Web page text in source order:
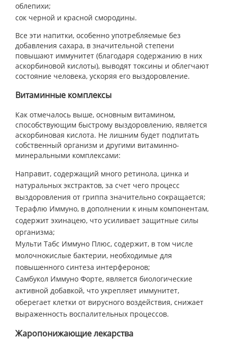
облепихи;
сок черной и красной смородины.
Все эти напитки, особенно употребляемые без
добавления сахара, в значительной степени
повышают иммунитет (благодаря содержанию в них
аскорбиновой кислоты), выводят токсины и облегчают
состояние человека, ускоряя его выздоровление.
Витаминные комплексы
Как отмечалось выше, основным витамином,
способствующим быстрому выздоровлению, является
аскорбиновая кислота. Не лишним будет подпитать
собственный организм и другими витаминно-
минеральными комплексами:
Направит, содержащий много ретинола, цинка и
натуральных экстрактов, за счет чего процесс
выздоровления от гриппа значительно сокращается;
Терафлю Иммуно, в дополнении к иным компонентам,
содержит эхинацею, что усиливает защитные силы
организма;
Мульти Табс Иммуно Плюс, содержит, в том числе
молочнокислые бактерии, необходимые для
повышенного синтеза интерферонов;
Самбукол Иммуно Форте, является биологические
активной добавкой, что укрепляет иммунитет,
оберегает клетки от вирусного воздействия, снижает
выраженность воспалительных процессов.
Жаропонижающие лекарства